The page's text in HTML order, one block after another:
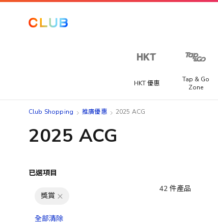
HKT 優惠
Tap & Go
Zone
Club Shopping 推廣優惠 2025 ACG
2025 ACG
42件產品
已選項目
獎賞
全部清除